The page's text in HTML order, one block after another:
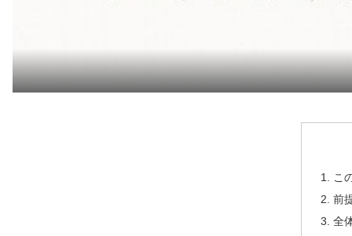
こ
前
全